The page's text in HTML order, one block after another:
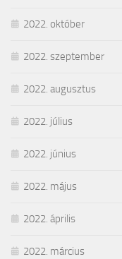
2022. október
2022. szeptember
2022. augusztus
2022. július
2022. június
2022. május
2022. április
2022. március